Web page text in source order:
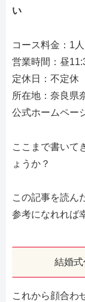
い
コース料金：1
営業時間：昼
定休日：不定休
所在地：奈良県
公式ホームペー
ここまで書いて
ょうか？
この記事を読ん
参考になれれば
結婚
これから顔合わ